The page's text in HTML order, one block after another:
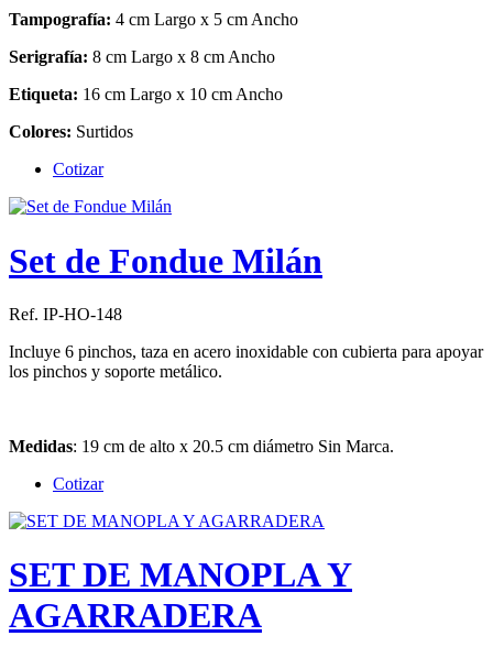
Tampografía: 4 cm Largo x 5 cm Ancho
Serigrafía: 8 cm Largo x 8 cm Ancho
Etiqueta: 16 cm Largo x 10 cm Ancho
Colores: Surtidos
Cotizar
Set de Fondue Milán
Ref. IP-HO-148
Incluye 6 pinchos, taza en acero inoxidable con cubierta para apoyar
los pinchos y soporte metálico.
Medidas: 19 cm de alto x 20.5 cm diámetro Sin Marca.
Cotizar
SET DE MANOPLA Y
AGARRADERA